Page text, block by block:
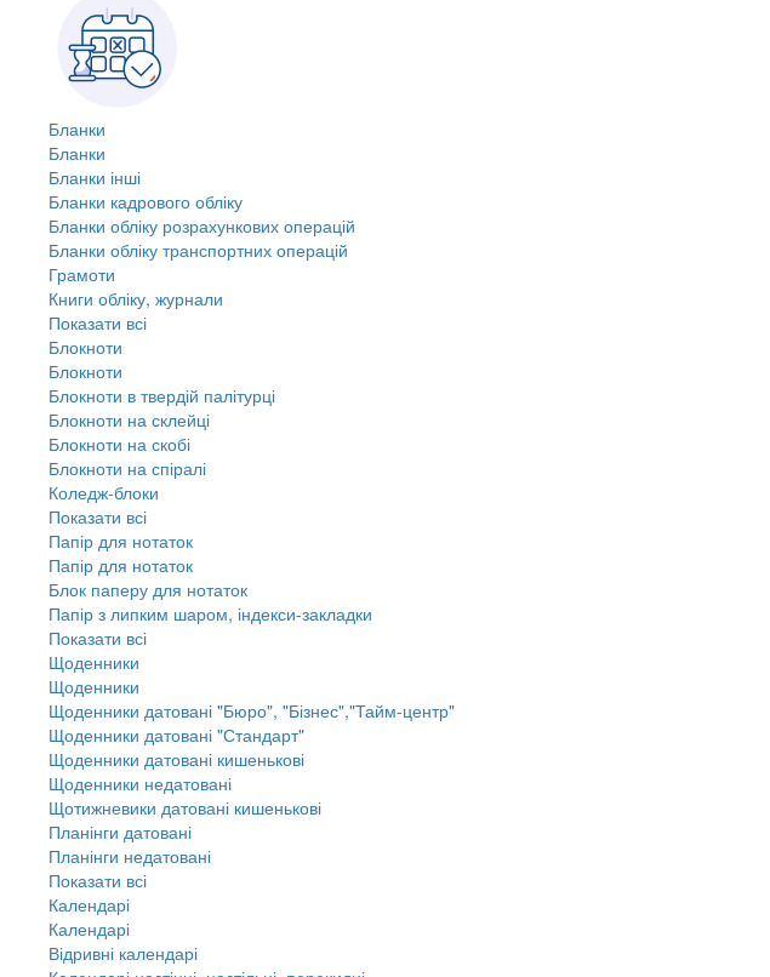
Бланки
Бланки
Бланки інші
Бланки кадрового обліку
Бланки обліку розрахункових операцій
Бланки обліку транспортних операцій
Грамоти
Книги обліку, журнали
Показати всі
Блокноти
Блокноти
Блокноти в твердій палітурці
Блокноти на склейці
Блокноти на скобі
Блокноти на спіралі
Коледж-блоки
Показати всі
Папір для нотаток
Папір для нотаток
Блок паперу для нотаток
Папір з липким шаром, індекси-закладки
Показати всі
Щоденники
Щоденники
Щоденники датовані "Бюро", "Бізнес","Тайм-центр"
Щоденники датовані "Стандарт"
Щоденники датовані кишенькові
Щоденники недатовані
Щотижневики датовані кишенькові
Планінги датовані
Планінги недатовані
Показати всі
Календарі
Календарі
Відривні календарі